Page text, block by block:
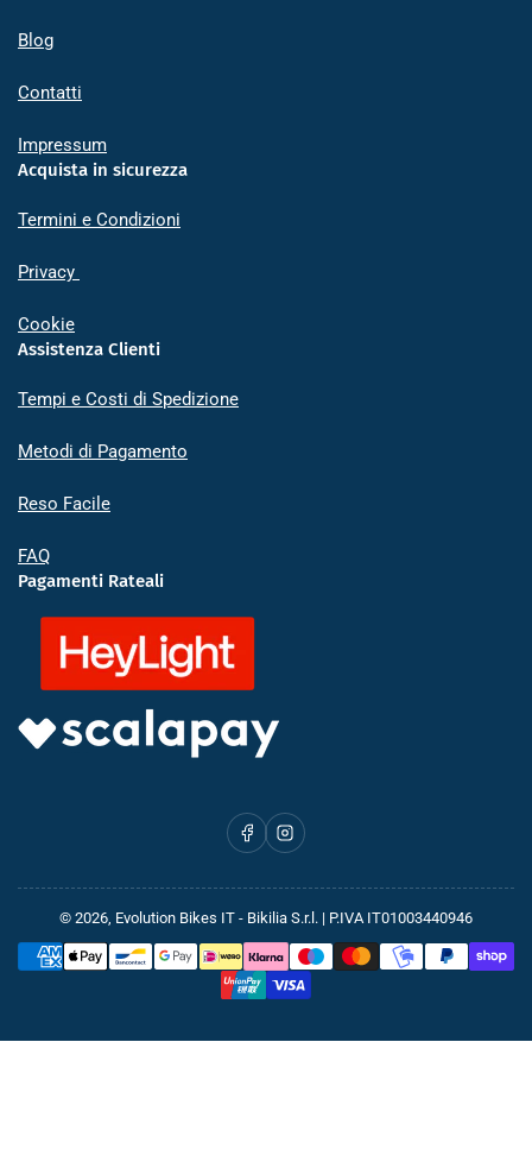
Blog
Contatti
Impressum
Acquista in sicurezza
Termini e Condizioni
Privacy
Cookie
Assistenza Clienti
Tempi e Costi di Spedizione
Metodi di Pagamento
Reso Facile
FAQ
Pagamenti Rateali
FacebookInstagram
© 2026, Evolution Bikes IT - Bikilia S.r.l. | P.IVA IT01003440946
Metodi
di
pagamento